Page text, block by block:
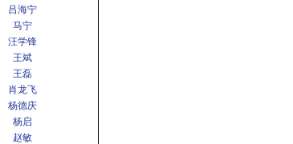
吕海宁
马宁
汪学锋
王斌
王磊
肖龙飞
杨德庆
杨启
赵敏